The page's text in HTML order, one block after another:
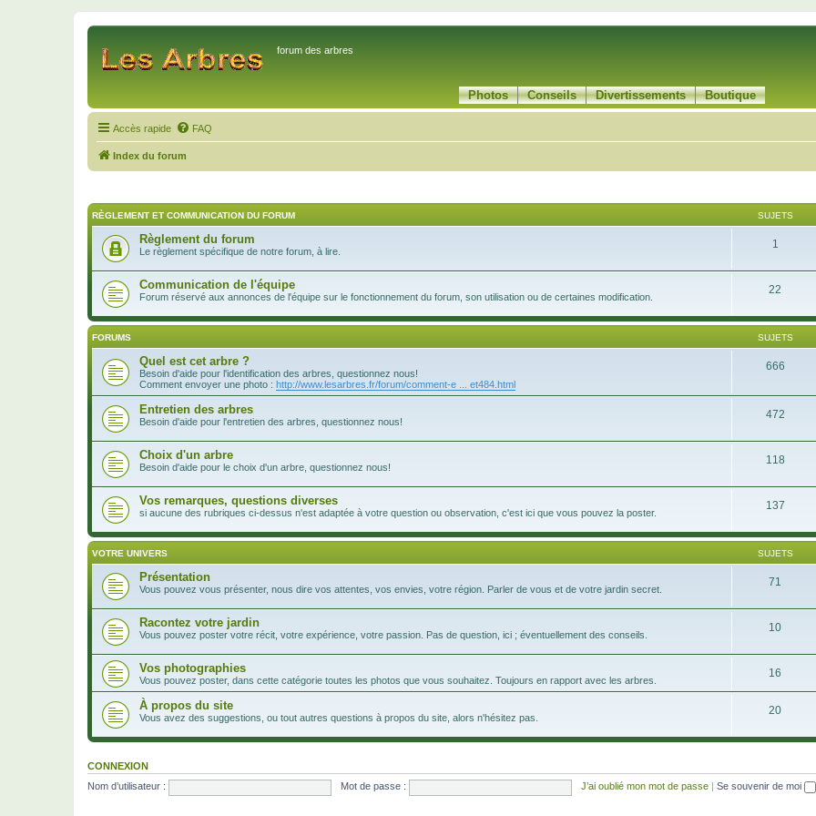
forum des arbres
Photos Conseils Divertissements Boutique
Accès rapide FAQ
Index du forum
RÈGLEMENT ET COMMUNICATION DU FORUM SUJETS
Règlement du forum
Le règlement spécifique de notre forum, à lire.
1
Communication de l'équipe
Forum réservé aux annonces de l'équipe sur le fonctionnement du forum, son utilisation ou de certaines modification.
22
FORUMS SUJETS
Quel est cet arbre ?
Besoin d'aide pour l'identification des arbres, questionnez nous!
Comment envoyer une photo : http://www.lesarbres.fr/forum/comment-e ... et484.html
666
Entretien des arbres
Besoin d'aide pour l'entretien des arbres, questionnez nous!
472
Choix d'un arbre
Besoin d'aide pour le choix d'un arbre, questionnez nous!
118
Vos remarques, questions diverses
si aucune des rubriques ci-dessus n'est adaptée à votre question ou observation, c'est ici que vous pouvez la poster.
137
VOTRE UNIVERS SUJETS
Présentation
Vous pouvez vous présenter, nous dire vos attentes, vos envies, votre région. Parler de vous et de votre jardin secret.
71
Racontez votre jardin
Vous pouvez poster votre récit, votre expérience, votre passion. Pas de question, ici ; éventuellement des conseils.
10
Vos photographies
Vous pouvez poster, dans cette catégorie toutes les photos que vous souhaitez. Toujours en rapport avec les arbres.
16
À propos du site
Vous avez des suggestions, ou tout autres questions à propos du site, alors n'hésitez pas.
20
CONNEXION
Nom d’utilisateur :
Mot de passe : J’ai oublié mon mot de passe Se souvenir de moi